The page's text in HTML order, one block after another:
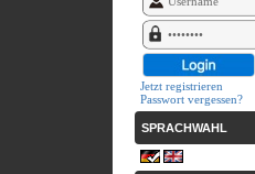
Jetzt registrieren
Passwort vergessen?
SPRACHWAHL